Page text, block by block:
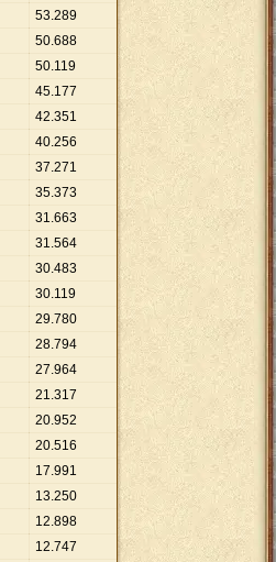
53.289
50.688
50.119
45.177
42.351
40.256
37.271
35.373
31.663
31.564
30.483
30.119
29.780
28.794
27.964
21.317
20.952
20.516
17.991
13.250
12.898
12.747